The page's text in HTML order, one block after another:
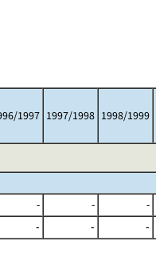
1997 1997/1998 1998/1999
- - -
- - -